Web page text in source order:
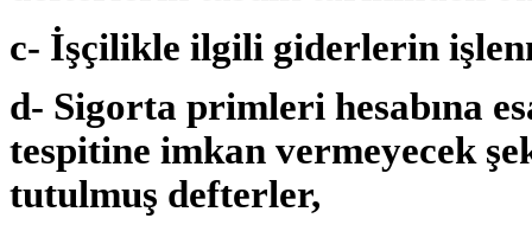
c- İşçilikle ilgili giderlerin
d- Sigorta primleri hesabına
tespitine imkan vermeyecek
tutulmuş defterler,